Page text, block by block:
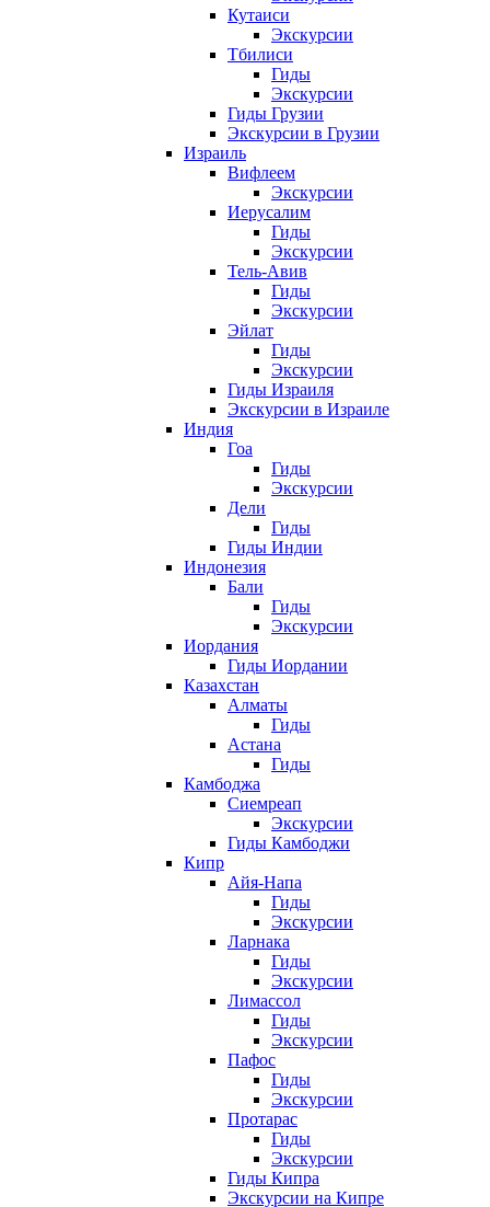
Кутаиси
Экскурсии
Тбилиси
Гиды
Экскурсии
Гиды Грузии
Экскурсии в Грузии
Израиль
Вифлеем
Экскурсии
Иерусалим
Гиды
Экскурсии
Тель-Авив
Гиды
Экскурсии
Эйлат
Гиды
Экскурсии
Гиды Израиля
Экскурсии в Израиле
Индия
Гоа
Гиды
Экскурсии
Дели
Гиды
Гиды Индии
Индонезия
Бали
Гиды
Экскурсии
Иордания
Гиды Иордании
Казахстан
Алматы
Гиды
Астана
Гиды
Камбоджа
Сиемреап
Экскурсии
Гиды Камбоджи
Кипр
Айя-Напа
Гиды
Экскурсии
Ларнака
Гиды
Экскурсии
Лимассол
Гиды
Экскурсии
Пафос
Гиды
Экскурсии
Протарас
Гиды
Экскурсии
Гиды Кипра
Экскурсии на Кипре